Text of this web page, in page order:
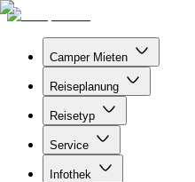
Camper Mieten
Reiseplanung
Reisetyp
Service
Infothek